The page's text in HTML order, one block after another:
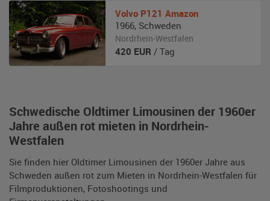
Schwedische Oldtimer Limousinen der 1960er
Jahre außen rot mieten in Nordrhein-
Westfalen
Sie finden hier Oldtimer Limousinen der 1960er Jahre aus
Schweden außen rot zum Mieten in Nordrhein-Westfalen für
Filmproduktionen, Fotoshootings und
Volvo P121 Amazon
1966, Schweden
Nordrhein-Westfalen
420 EUR / Tag